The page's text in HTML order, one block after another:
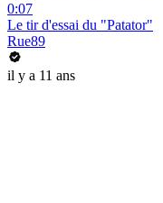
0:07
Le tir d'essai du "Patator"
Rue89
il y a 11 ans